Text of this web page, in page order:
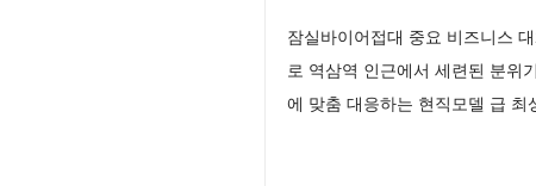
잠실바이어접대 중요 비즈니스
로 역삼역 인근에서 세련된 분위
에 맞춤 대응하는 현직모델 급